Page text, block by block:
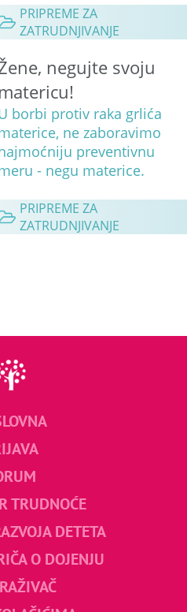
PRIPREME ZA
ZATRUDNJIVANJE
negujte svoju
matericu!
borbi protiv raka grlića
ne zaboravimo
preventivnu
- negu materice.
PRIPREME ZA
ZATRUDNJIVANJE
TRUDNOĆE
DETETA
O DOJENJU